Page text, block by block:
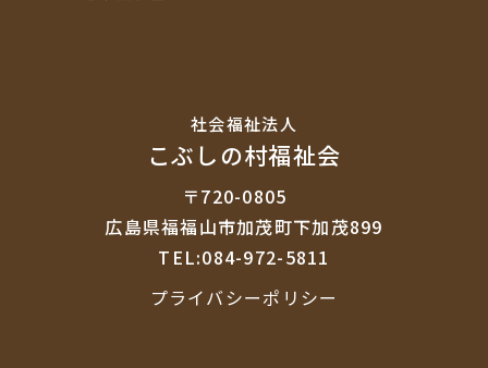
社会福祉法⼈
こぶしの村福祉会
〒720-0805
広島県福福山市加茂町下加茂899
TEL:084-972-5811
プライバシーポリシー